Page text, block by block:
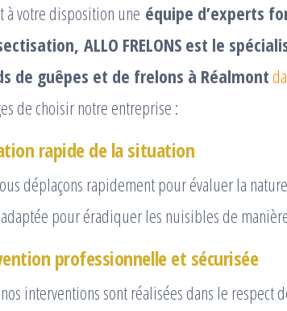
à votre disposition une équipe d’experts
ALLO FRELONS est le
de guêpes et de frelons à Réalmont
de choisir notre entreprise :
rapide de la situation
déplaçons rapidement pour évaluer la
pour éradiquer les nuisibles de
professionnelle et sécurisée
interventions sont réalisées dans le respect